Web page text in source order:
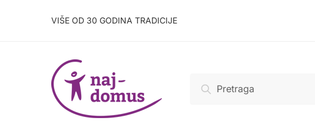
VIŠE OD 30 GODINA TRADICIJE
Pretraži